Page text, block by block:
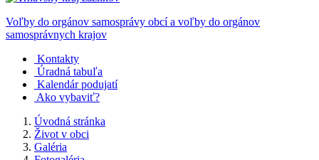
Voľby do orgánov samosprávy obcí a voľby do orgánov
samosprávnych krajov
Kontakty
Úradná tabuľa
Kalendár podujatí
Ako vybaviť?
Úvodná stránka
Život v obci
Galéria